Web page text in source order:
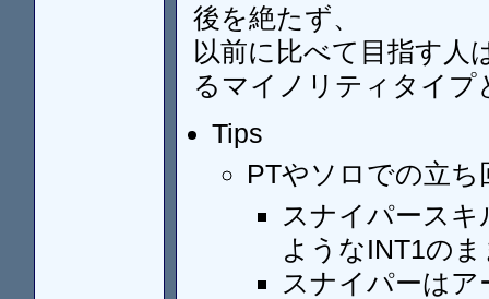
後を絶たず、
以前に比べて目指す人
るマイノリティタイプ
Tips
PTやソロでの立
スナイパース
ようなINT1の
スナイパーは